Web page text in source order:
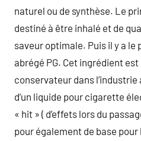
naturel ou de synthèse. Le
destiné à être inhalé et de
saveur optimale. Puis il y a
abrégé PG. Cet ingrédient
conservateur dans
d’un liquide pour cigarette
« hit » ( d’effets lors du
pour également de base